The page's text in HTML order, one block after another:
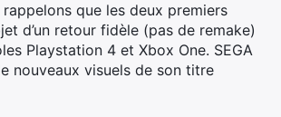
que les deux premiers
d’un retour fidèle (pas de remake)
Playstation 4 et Xbox One. SEGA
nouveaux visuels de son titre